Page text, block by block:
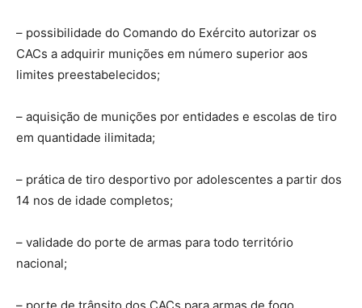
– possibilidade do Comando do Exército autorizar os
CACs a adquirir munições em número superior aos
limites preestabelecidos;
– aquisição de munições por entidades e escolas de tiro
em quantidade ilimitada;
– prática de tiro desportivo por adolescentes a partir dos
14 nos de idade completos;
– validade do porte de armas para todo território
nacional;